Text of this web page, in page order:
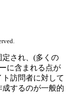
定され、(多くの
に含まれる点が
訪問者に対して
するのが一般的